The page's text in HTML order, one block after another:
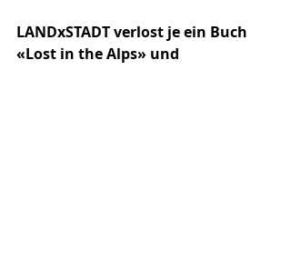
LANDxSTADT verlost je ein Buch
«Lost in the Alps» und